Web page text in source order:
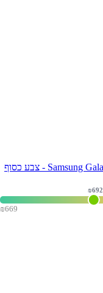
טאבלט Samsung Galaxy Tab A11 4GB+64GB 8.7'' - LTE - צבע כסוף
₪669
692